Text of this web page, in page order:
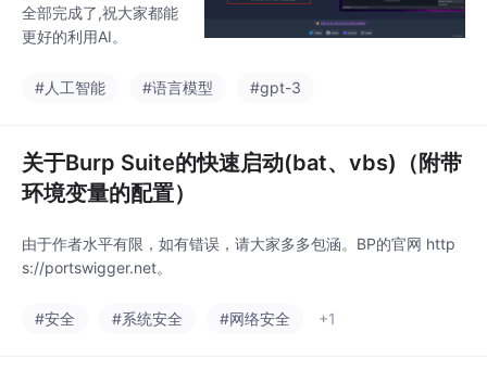
全部完成了,祝大家都能
更好的利用AI。
#人工智能 #语言模型 #gpt-3
关于Burp Suite的快速启动(bat、vbs)（附带
环境变量的配置）
由于作者水平有限，如有错误，请大家多多包涵。BP的官网 http
s://portswigger.net。
#安全 #系统安全 #网络安全 +1